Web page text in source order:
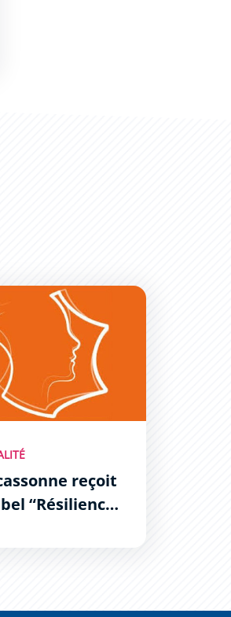
Grazailles
reçoit le label “Résilience France
reçoit
“Résilience